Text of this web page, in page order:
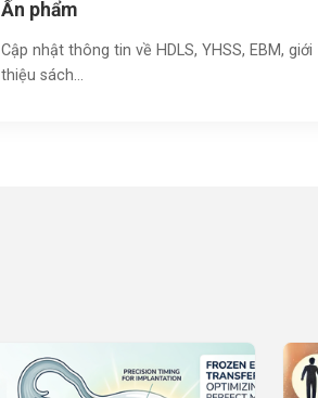
Ấn phẩm
Cập nhật thông tin về HDLS, YHSS, EBM, giới
thiệu sách…